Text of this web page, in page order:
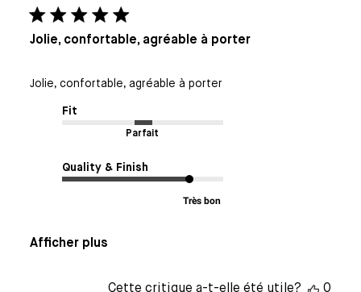
Jolie, confortable, agréable à porter
Jolie, confortable, agréable à porter
Fit
Parfait
Quality & Finish
Très bon
Afficher plus
Cette critique a-t-elle été utile? 0